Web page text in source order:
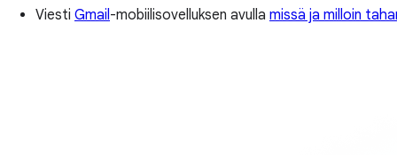
Viesti Gmail-mobiilisovelluksen avulla missä ja milloin